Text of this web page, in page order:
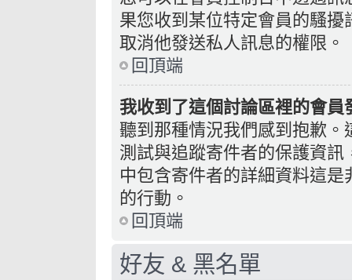
果您收到某位特定會員的騷
取消他發送私人訊息的權限。
回頂端
我收到了這個討論區裡的會
聽到那種情況我們感到抱歉
測試與追蹤寄件者的保護資
中包含寄件者的詳細資料這
的行動。
回頂端
好友 & 黑名單